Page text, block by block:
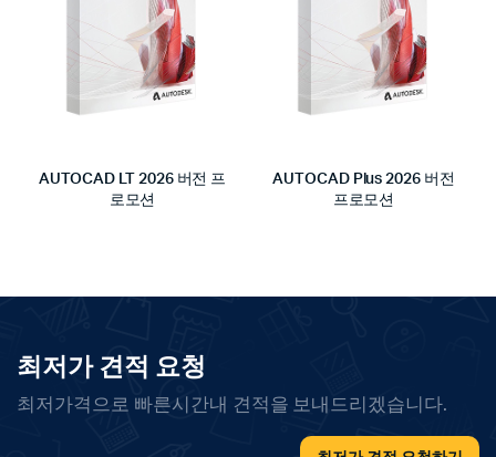
AUTOCAD LT 2026 버전 프
로모션
AUTOCAD Plus 2026 버전
프로모션
최저가 견적 요청
최저가격으로 빠른시간내 견적을 보내드리겠습니다.